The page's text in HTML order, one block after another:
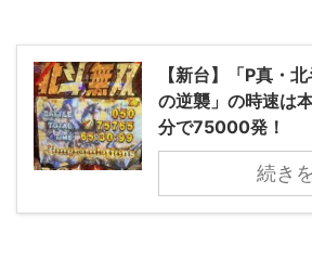
【新台】「P真・
の逆襲」の時速は
分で75000発！
続き